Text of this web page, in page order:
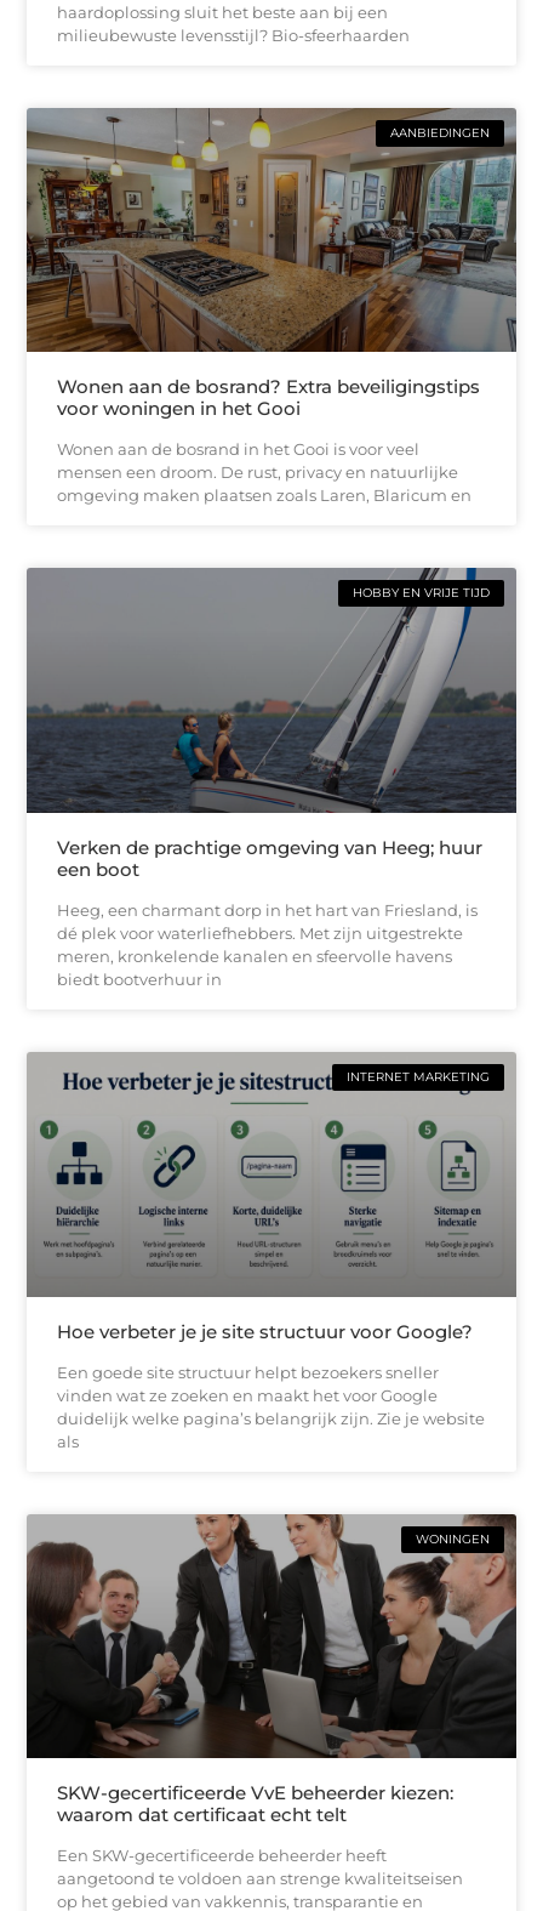
haardoplossing sluit het beste aan bij een
milieubewuste levensstijl? Bio-sfeerhaarden
AANBIEDINGEN
Wonen aan de bosrand? Extra beveiligingstips
voor woningen in het Gooi
Wonen aan de bosrand in het Gooi is voor veel
mensen een droom. De rust, privacy en natuurlijke
omgeving maken plaatsen zoals Laren, Blaricum en
HOBBY EN VRIJE TIJD
Verken de prachtige omgeving van Heeg; huur
een boot
Heeg, een charmant dorp in het hart van Friesland, is
dé plek voor waterliefhebbers. Met zijn uitgestrekte
meren, kronkelende kanalen en sfeervolle havens
biedt bootverhuur in
INTERNET MARKETING
Hoe verbeter je je site structuur voor Google?
Een goede site structuur helpt bezoekers sneller
vinden wat ze zoeken en maakt het voor Google
duidelijk welke pagina’s belangrijk zijn. Zie je website
als
WONINGEN
SKW-gecertificeerde VvE beheerder kiezen:
waarom dat certificaat echt telt
Een SKW-gecertificeerde beheerder heeft
aangetoond te voldoen aan strenge kwaliteitseisen
op het gebied van vakkennis, transparantie en